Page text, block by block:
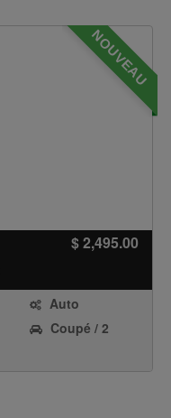
$ 2,495.00
Auto
Coupé / 2
NOUVEAU